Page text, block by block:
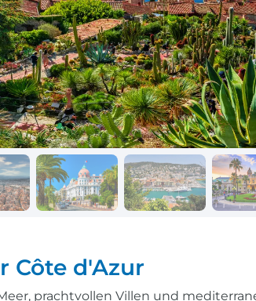
Reisekalender
Ihr perfekt geplantes
Reisekalender
Ihr perfekt geplantes
Côte d'Azur
prachtvollen Villen und